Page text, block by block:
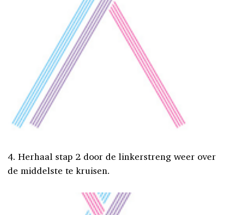
4. Herhaal stap 2 door de linkerstreng weer over
de middelste te kruisen.